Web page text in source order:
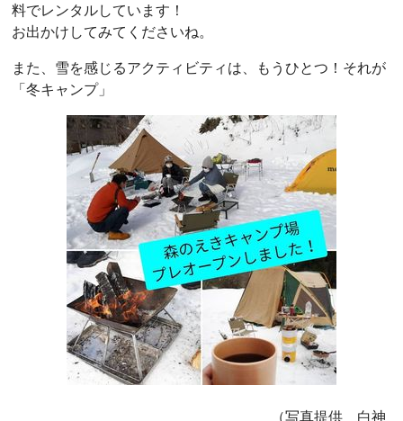
料でレンタルしています！
お出かけしてみてくださいね。
また、雪を感じるアクティビティは、もうひとつ！それが
「冬キャンプ」
（写真提供 白神